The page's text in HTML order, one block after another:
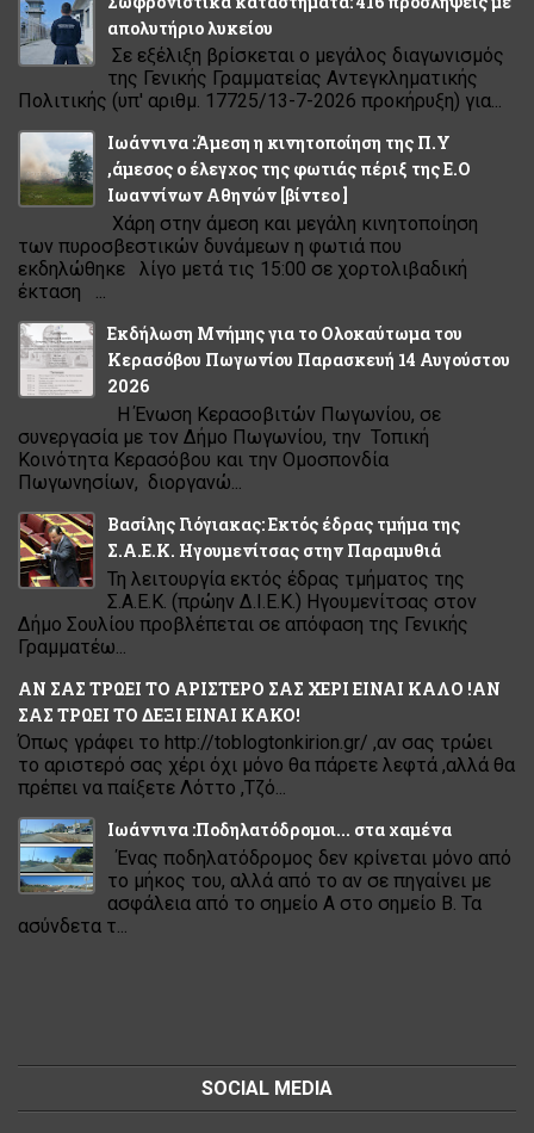
απολυτήριο λυκείου
Σε εξέλιξη βρίσκεται ο μεγάλος διαγωνισμός
της Γενικής Γραμματείας Αντεγκληματικής
Πολιτικής (υπ' αριθμ. 17725/13-7-2026 προκήρυξη) για...
Ιωάννινα :Άμεση η κινητοποίηση της Π.Υ
,άμεσος ο έλεγχος της φωτιάς πέριξ της Ε.Ο
Ιωαννίνων Αθηνών [βίντεο ]
Χάρη στην άμεση και μεγάλη κινητοποίηση
των πυροσβεστικών δυνάμεων η φωτιά που
εκδηλώθηκε λίγο μετά τις 15:00 σε χορτολιβαδική
έκταση ...
Εκδήλωση Μνήμης για το Ολοκαύτωμα του
Κερασόβου Πωγωνίου Παρασκευή 14 Αυγούστου
2026
Η Ένωση Κερασοβιτών Πωγωνίου, σε
συνεργασία με τον Δήμο Πωγωνίου, την Τοπική
Κοινότητα Κερασόβου και την Ομοσπονδία
Πωγωνησίων, διοργανώ...
Βασίλης Γιόγιακας: Εκτός έδρας τμήμα της
Σ.Α.Ε.Κ. Ηγουμενίτσας στην Παραμυθιά
Τη λειτουργία εκτός έδρας τμήματος της
Σ.Α.Ε.Κ. (πρώην Δ.Ι.Ε.Κ.) Ηγουμενίτσας στον
Δήμο Σουλίου προβλέπεται σε απόφαση της Γενικής
Γραμματέω...
ΑΝ ΣΑΣ ΤΡΩΕΙ ΤΟ ΑΡΙΣΤΕΡΟ ΣΑΣ ΧΕΡΙ ΕΙΝΑΙ ΚΑΛΟ !ΑΝ
ΣΑΣ ΤΡΩΕΙ ΤΟ ΔΕΞΙ ΕΙΝΑΙ ΚΑΚΟ!
Όπως γράφει το http://toblogtonkirion.gr/ ,αν σας τρώει
το αριστερό σας χέρι όχι μόνο θα πάρετε λεφτά ,αλλά θα
πρέπει να παίξετε Λόττο ,Τζό...
Ιωάννινα :Ποδηλατόδρομοι... στα χαμένα
Ένας ποδηλατόδρομος δεν κρίνεται μόνο από
το μήκος του, αλλά από το αν σε πηγαίνει με
ασφάλεια από το σημείο Α στο σημείο Β. Τα
ασύνδετα τ...
SOCIAL MEDIA